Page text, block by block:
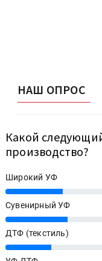
НАШ ОПРОС
Какой
производство?
Широкий УФ
25%
Сувенирный УФ
27%
ДТФ (текстиль)
20%